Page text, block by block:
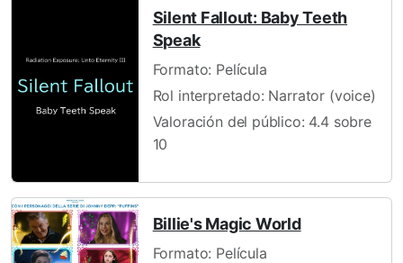
Silent Fallout: Baby Teeth
Speak
Formato: Película
Rol interpretado: Narrator (voice)
Valoración del público: 4.4 sobre
10
Billie's Magic World
Formato: Película